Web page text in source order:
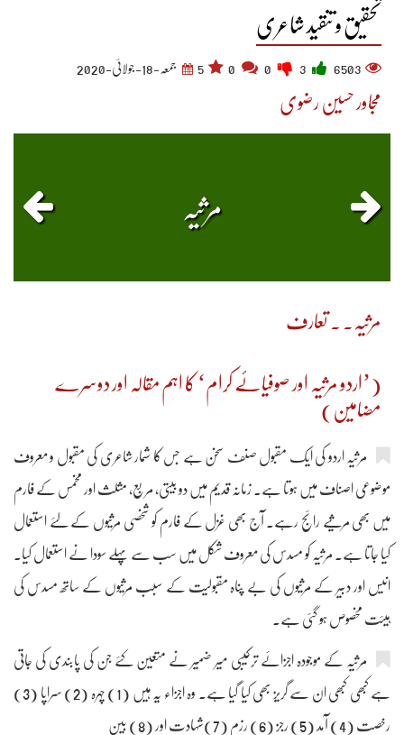
تحقیق و تنقید شاعری
6503
5 جمعہ-18-جولائی-2020
مجاور حسین رضوی
مرثیہ
مرثیہ۔ ۔ تعارف
(’اردو مرثیہ اور صوفیائے کرام‘ کا اہم مقالہ اور دوسرے
مضامین)
مرثیہ اردو کی ایک مقبول صنف سخن ہے جس کا شمار شاعری کی مقبول و معروف
موضوعی اصناف میں ہوتا ہے۔ زمانہ قدیم میں دو بیتی، مربع، مثلث اور مخمس کے فارم
میں بھی مرثیے رائج رہے۔ آج بھی غزل کے فارم کو شخصی مرثیوں کے لئے استعمال
کیا جاتا ہے۔ مرثیہ کو مسدس کی معروف شکل میں سب سے پہلے سودا نے استعمال کیا۔
انیس اور دبیر کے مرثیوں کی بے پناہ مقبولیت کے سبب مرثیوں کے ساتھ مسدس کی
ہیئت مخصوص ہو گئی ہے۔
مرثیہ کے موجودہ اجزائے ترکیبی میر ضمیر نے متعین کئے جن کی پابندی کی جاتی
ہے کبھی کبھی ان سے گریز بھی کیا گیا ہے۔ وہ اجزاء یہ ہیں (1) چہرہ (2) سراپا (3)
رخصت (4) آمد (5) رجز (6) رزم (7)شہادت اور (8) بین